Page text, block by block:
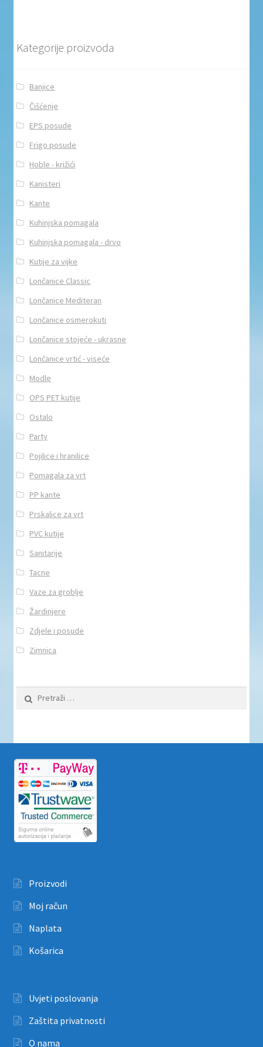
Kategorije proizvoda
Banjice
Čišćenje
EPS posude
Frigo posude
Hoble - križići
Kanisteri
Kante
Kuhinjska pomagala
Kuhinjska pomagala - drvo
Kutije za vijke
Lončanice Classic
Lončanice Mediteran
Lončanice osmerokuti
Lončanice stojeće - ukrasne
Lončanice vrtić - viseće
Modle
OPS PET kutije
Ostalo
Party
Pojilice i hranilice
Pomagala za vrt
PP kante
Prskalice za vrt
PVC kutije
Sanitarije
Tacne
Vaze za groblje
Žardinjere
Zdjele i posude
Zimnica
Pretraži:
Proizvodi
Moj račun
Naplata
Košarica
Uvjeti poslovanja
Zaštita privatnosti
O nama